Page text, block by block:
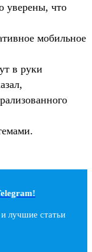
уверены, что
мобильное
в руки
лучшие статьи